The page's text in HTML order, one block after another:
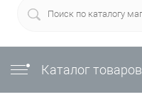
Каталог товаров